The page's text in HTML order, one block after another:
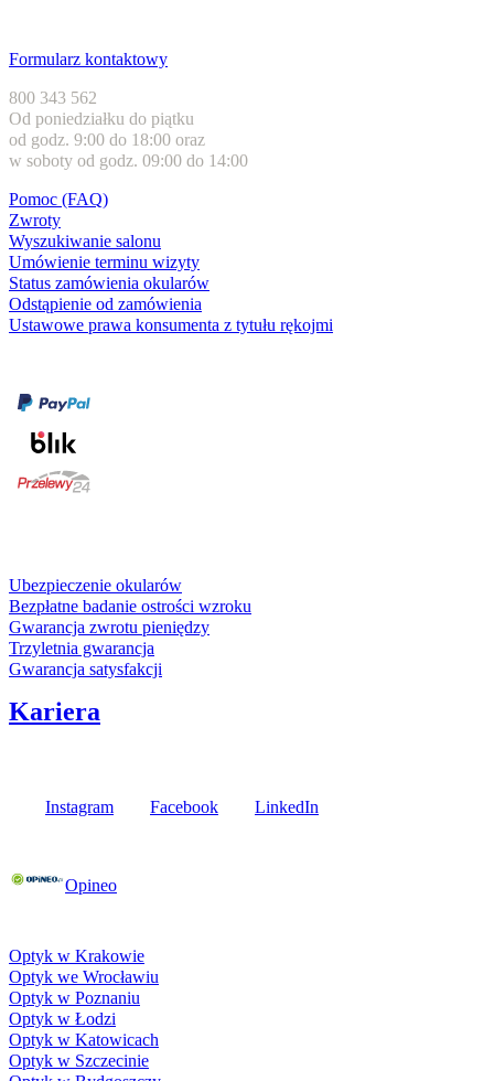
Formularz kontaktowy
800 343 562
Od poniedziałku do piątku
od godz. 9:00 do 18:00 oraz
w soboty od godz. 09:00 do 14:00
Pomoc (FAQ)
Zwroty
Wyszukiwanie salonu
Umówienie terminu wizyty
Status zamówienia okularów
Odstąpienie od zamówienia
Ustawowe prawa konsumenta z tytułu rękojmi
Ubezpieczenie okularów
Bezpłatne badanie ostrości wzroku
Gwarancja zwrotu pieniędzy
Trzyletnia gwarancja
Gwarancja satysfakcji
Kariera
Instagram Facebook LinkedIn
Opineo
Optyk w Krakowie
Optyk we Wrocławiu
Optyk w Poznaniu
Optyk w Łodzi
Optyk w Katowicach
Optyk w Szczecinie